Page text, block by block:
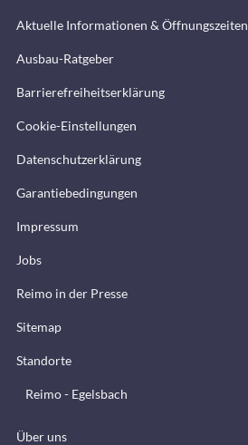
Aktuelle Informationen & Öffnungszeiten
Ausbau-Ratgeber
Barrierefreiheitserklärung
Cookie-Einstellungen
Datenschutzerklärung
Garantiebedingungen
Impressum
Jobs
Reimo in der Presse
Sitemap
Standorte
Reimo - Egelsbach
Über uns